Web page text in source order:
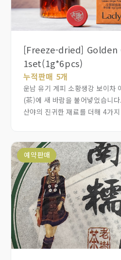
[Freeze-dried] Golden
1set(1g*6pcs)
누적판매 5개
운남 유기 계피 소황생강 보이차
(茶)에 새 바람을 불어넣었습니
산야의 진귀한 재료를 더해 4가
타거나 우유에 타서 자유롭게 젊
마실 수 있고, 일상 속 부담 없는
예약판매